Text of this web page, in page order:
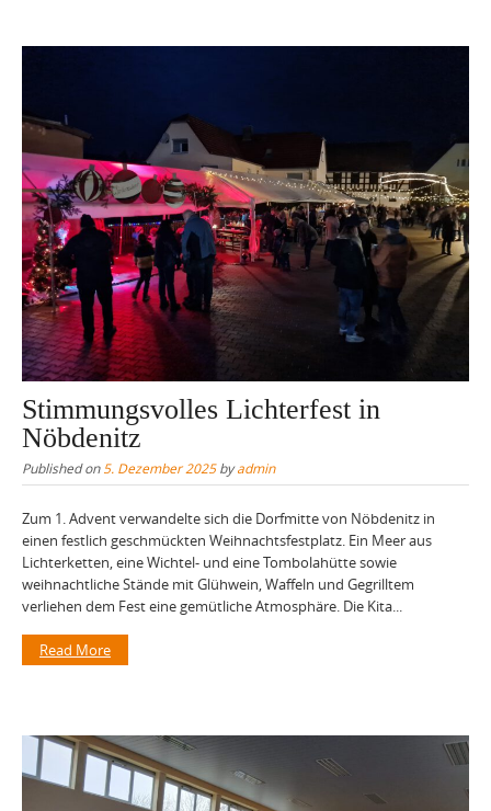
Stimmungsvolles Lichterfest in
Nöbdenitz
Published on5. Dezember 2025byadmin
Zum 1. Advent verwandelte sich die Dorfmitte von Nöbdenitz in
einen festlich geschmückten Weihnachtsfestplatz. Ein Meer aus
Lichterketten, eine Wichtel- und eine Tombolahütte sowie
weihnachtliche Stände mit Glühwein, Waffeln und Gegrilltem
verliehen dem Fest eine gemütliche Atmosphäre. Die Kita...
Read More